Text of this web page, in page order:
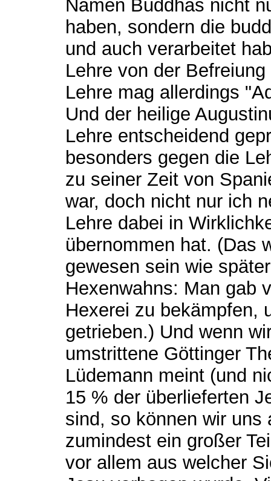
Namen Buddhas nicht
haben, sondern die
und auch verarbeitet
Lehre von der
Lehre mag allerdings
Und der heilige
Lehre entscheidend
besonders gegen die
zu seiner Zeit von
war, doch nicht nur ich
Lehre dabei in
übernommen hat. (Das
gewesen sein wie
Hexenwahns: Man gab
Hexerei zu bekämpfen,
getrieben.) Und wenn
umstrittene Göttinger
Lüdemann meint (und
15 % der überlieferten
sind, so können wir uns
zumindest ein großer
vor allem aus welcher